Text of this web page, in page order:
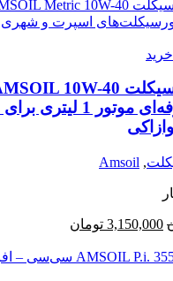
3,950,000 تومان
بود.
3,250,000 تومان.
محافظت حرفه‌ای موتور
,
Amsoil
قیمت
3,550,000 تومان
3,150,000 تومان
3,150,000 تومان.